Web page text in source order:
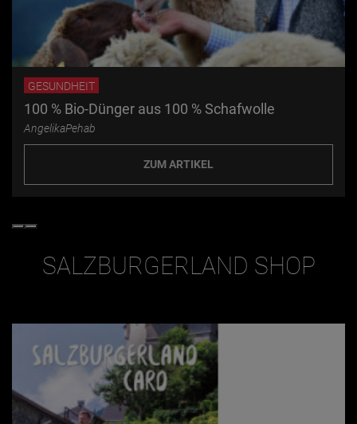
GESUNDHEIT
100 % Bio-Dünger aus 100 % Schafwolle
AngelikaPehab
ZUM ARTIKEL
SALZBURGERLAND SHOP